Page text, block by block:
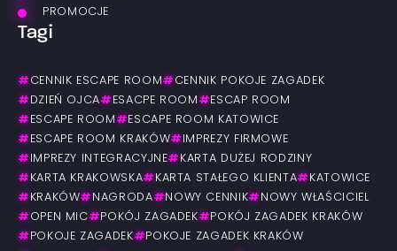
PROMOCJE
Tagi
# CENNIK ESCAPE ROOM # CENNIK POKOJE ZAGADEK
# DZIEŃ OJCA# ESACPE ROOM # ESCAP ROOM
# ESCAPE ROOM # ESCAPE ROOM KATOWICE
# ESCAPE ROOM KRAKÓW# IMPREZY FIRMOWE
# IMPREZY INTEGRACYJNE# KARTA DUŻEJ RODZINY
# KARTA KRAKOWSKA# KARTA STAŁEGO KLIENTA# KATOWICE
# KRAKÓW# NAGRODA# NOWY CENNIK# NOWY WŁAŚCICIEL
# OPEN MIC# POKÓJ ZAGADEK# POKÓJ ZAGADEK KRAKÓW
# POKOJE ZAGADEK# POKOJE ZAGADEK KRAKÓW